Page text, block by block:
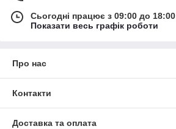
Сьогодні працює з 09:00 до 18:00
Показати весь графік роботи
Про нас
Контакти
Доставка та оплата